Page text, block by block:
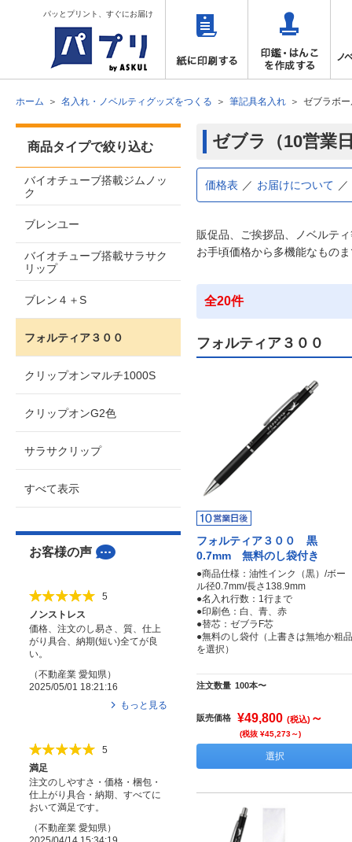
パッとプリント、すぐにお届け
ホーム 名入れ・ノベルティグッズをつくる 筆記具名入れ ゼブラボ
ゼブラ（10営業
価格表 お届けについて
販促品、ご挨拶品、ノベルテ
お手頃価格から多機能なもの
全20件
フォルティア３００
フォルティア３００ 黒
0.7mm 無料のし袋付き
●商品仕様：油性インク（黒）/ボー
ル径0.7mm/長さ138.9mm
●名入れ行数：1行まで
●印刷色：白、青、赤
●替芯：ゼブラF芯
●無料のし袋付（上書きは無地か粗品
を選択）
注文数量 100本〜
販売価格 ¥49,800 (税込) ～
(税抜 ¥45,273～)
選択
商品タイプで絞り込む
バイオチューブ搭載ジムノッ
ク
ブレンユー
バイオチューブ搭載サラサク
リップ
ブレン４＋S
フォルティア３００
クリップオンマルチ1000S
クリップオンG2色
サラサクリップ
すべて表示
お客様の声
5
ノンストレス
価格、注文のし易さ、質、仕上
がり具合、納期(短い)全てが良
い。
（不動産業 愛知県 ）
2025/05/01 18:21:16
もっと見る
5
満足
注文のしやすさ・価格・梱包・
仕上がり具合・納期、すべてに
おいて満足です。
（不動産業 愛知県）